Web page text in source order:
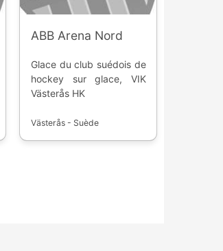
ABB Arena Nord
Glace du club suédois de
hockey sur glace, VIK
Västerås HK
Västerås - Suède